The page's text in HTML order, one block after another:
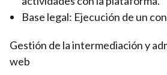
Base legal: Ejecución de un
Gestión de la intermediación y
web